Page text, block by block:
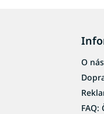
O nás
FAQ: